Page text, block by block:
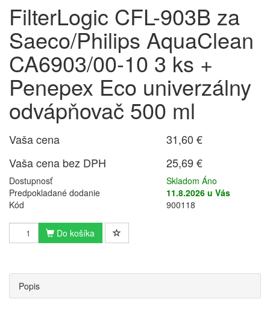
FilterLogic CFL-903B za
Saeco/Philips AquaClean
CA6903/00-10 3 ks +
Penepex Eco univerzálny
odvápňovač 500 ml
Vaša cena
31,60 €
Vaša cena bez DPH
25,69 €
Dostupnosť
Skladom Áno
Predpokladané dodanie
11.8.2026 u Vás
Kód
900118
Do košíka
Popis